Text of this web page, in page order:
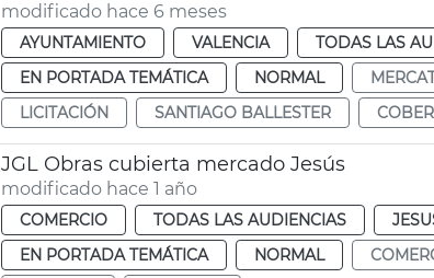
modificado hace 6 meses
AYUNTAMIENTO VALENCIA TODAS LAS
EN PORTADA TEMÁTICA
NORMAL
LICITACIÓN
SANTIAGO BALLESTER
JGL Obras cubierta mercado Jesús
modificado hace 1 año
COMERCIO TODAS LAS AUDIENCIAS
EN PORTADA TEMÁTICA
NORMAL